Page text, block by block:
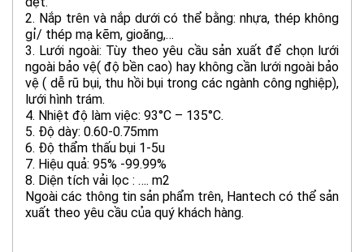
2. Nắp trên và nắp dưới có thể bằng: nhựa, thép không
gỉ/ thép mạ kẽm, gioăng,…
3. Lưới ngoài: Tùy theo yêu cầu sản xuất để chọn lưới
ngoài bảo vệ( độ bền cao) hay không cần lưới ngoài bảo
vệ ( dễ rũ bụi, thu hồi bụi trong các ngành công nghiệp),
lưới hình trám.
4. Nhiệt độ làm việc: 93°C – 135°C.
5. Độ dày: 0.60-0.75mm
6. Độ thẩm thấu bụi 1-5u
7. Hiệu quả: 95% -99.99%
8. Diện tích vải lọc : …. m2
Ngoài các thông tin sản phẩm trên, Hantech có thể sản
xuất theo yêu cầu của quý khách hàng.